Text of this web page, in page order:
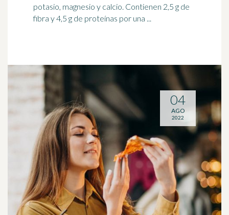
potasio, magnesio y calcio. Contienen 2,5 g de
fibra y 4,5 g de proteínas por una ...
04
AGO
2022